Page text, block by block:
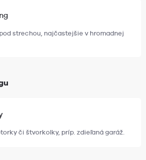
strechou, najčastejšie v hromadnej
či štvorkolky, príp. zdieľaná garáž.